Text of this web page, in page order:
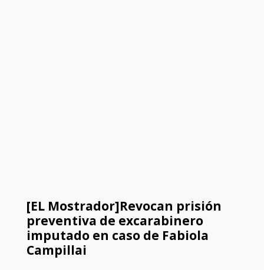
[EL Mostrador]Revocan prisión
preventiva de excarabinero
imputado en caso de Fabiola
Campillai